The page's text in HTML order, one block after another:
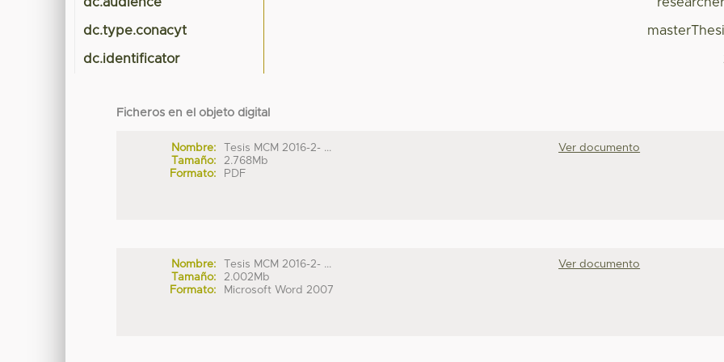
dc.type.conacyt
dc.identificator
Ficheros en el objeto digital
Nombre:
Tesis MCM 2016-2- ...
Tamaño:
2.768Mb
Formato:
PDF
Ver documento
Nombre:
Tesis MCM 2016-2- ...
Tamaño:
2.002Mb
Formato:
Microsoft Word 2007
Ver documento